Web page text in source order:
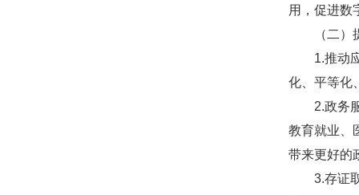
用，促进数
（二）提
1.推动应
化、平等化
2.政务服
教育就业、
带来更好的
3.存证取